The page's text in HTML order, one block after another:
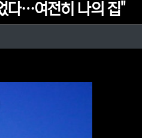
다…여전히 나의 집"